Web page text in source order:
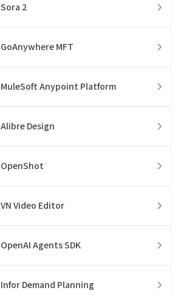
Sora 2
GoAnywhere MFT
MuleSoft Anypoint Platform
Alibre Design
OpenShot
VN Video Editor
OpenAI Agents SDK
Infor Demand Planning